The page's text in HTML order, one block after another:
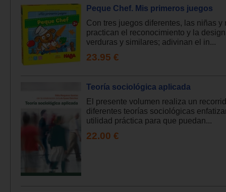
Peque Chef. Mis primeros juegos
Con tres juegos diferentes, las niñas y
practican el reconocimiento y la
verduras y similares; adivinan el in...
23.95 €
Teoría sociológica aplicada
El presente volumen realiza un
diferentes teorías sociológicas
utilidad práctica para que puedan...
22.00 €